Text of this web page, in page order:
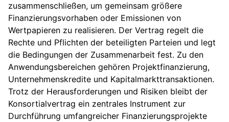
zusammenschließen, um gemeinsam größere
Finanzierungsvorhaben oder Emissionen von
Wertpapieren zu realisieren. Der Vertrag regelt die
Rechte und Pflichten der beteiligten Parteien und legt
die Bedingungen der Zusammenarbeit fest. Zu den
Anwendungsbereichen gehören Projektfinanzierung,
Unternehmenskredite und Kapitalmarkttransaktionen.
Trotz der Herausforderungen und Risiken bleibt der
Konsortialvertrag ein zentrales Instrument zur
Durchführung umfangreicher Finanzierungsprojekte